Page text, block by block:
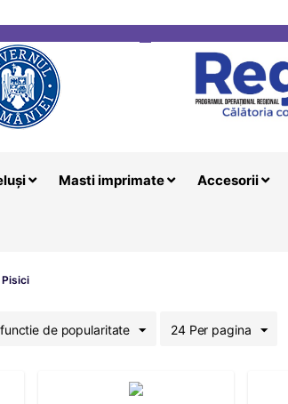
Masti imprimate Accesorii
de popularitate 24 Per pagina